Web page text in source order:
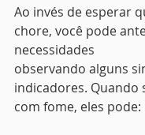
Ao invés de esperar
chore, você pode
necessidades
observando alguns
indicadores. Quando
com fome, eles pode: